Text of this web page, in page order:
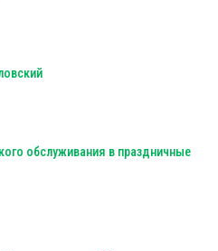
обслуживания в праздничные